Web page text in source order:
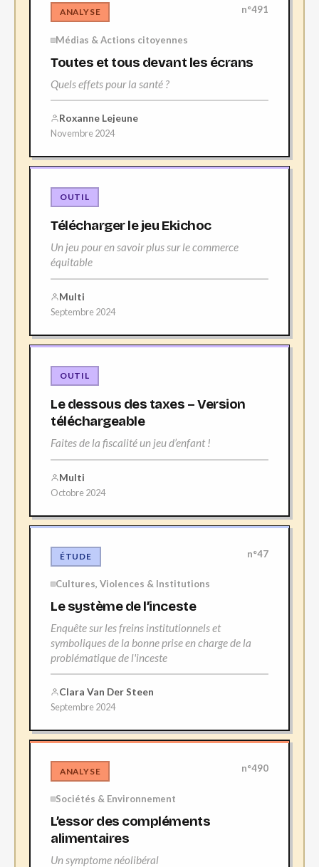
ANALYSE n°491
Médias & Actions citoyennes
Toutes et tous devant les écrans
Quels effets pour la santé ?
Roxanne Lejeune
Novembre 2024
OUTIL
Télécharger le jeu Ekichoc
Un jeu pour en savoir plus sur le commerce
équitable
Multi
Septembre 2024
OUTIL
Le dessous des taxes – Version
téléchargeable
Faites de la fiscalité un jeu d’enfant !
Multi
Octobre 2024
ÉTUDE n°47
Cultures, Violences & Institutions
Le système de l’inceste
Enquête sur les freins institutionnels et
symboliques de la bonne prise en charge de la
problématique de l'inceste
Clara Van Der Steen
Septembre 2024
ANALYSE n°490
Sociétés & Environnement
L’essor des compléments
alimentaires
Un symptome néolibéral